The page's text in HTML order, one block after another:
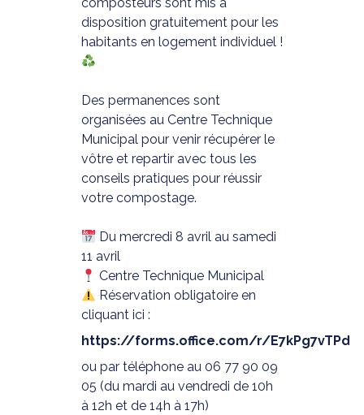
disposition gratuitement pour les
habitants en logement individuel !
Des permanences sont
organisées au Centre Technique
Municipal pour venir récupérer le
vôtre et repartir avec tous les
conseils pratiques pour réussir
votre compostage.
Du mercredi 8 avril au samedi
11 avril
Centre Technique Municipal
Réservation obligatoire en
cliquant ici :
https://forms.office.com/r/E7kPg7vTPd
ou par téléphone au 06 77 90 09
05 (du mardi au vendredi de 10h
à 12h et de 14h à 17h)